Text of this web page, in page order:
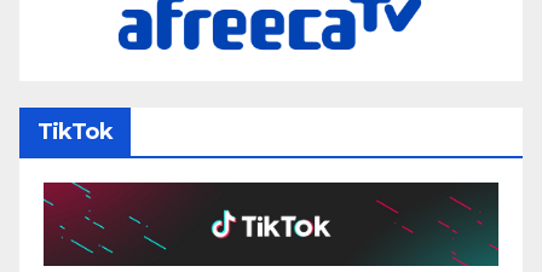
TikTok